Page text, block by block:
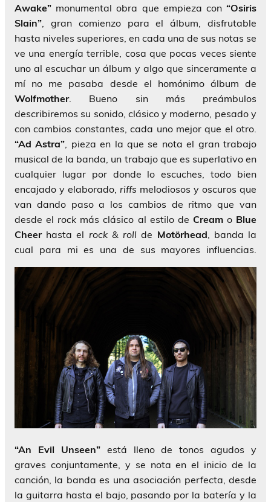
Awake” monumental obra que empieza con “Osiris
Slain”, gran comienzo para el álbum, disfrutable
hasta niveles superiores, en cada una de sus notas se
ve una energía terrible, cosa que pocas veces siente
uno al escuchar un álbum y algo que sinceramente a
mí no me pasaba desde el homónimo álbum de
Wolfmother. Bueno sin más preámbulos
describiremos su sonido, clásico y moderno, pesado y
con cambios constantes, cada uno mejor que el otro.
“Ad Astra”, pieza en la que se nota el gran trabajo
musical de la banda, un trabajo que es superlativo en
cualquier lugar por donde lo escuches, todo bien
encajado y elaborado, riffs melodiosos y oscuros que
van dando paso a los cambios de ritmo que van
desde el rock más clásico al estilo de Creamo Blue
Cheerhasta el rock & roll de Motörhead, banda la
cual para mi es una de sus mayores influencias.
“An Evil Unseen”está lleno de tonos agudos y
graves conjuntamente, y se nota en el inicio de la
canción, la banda es una asociación perfecta, desde
la guitarra hasta el bajo, pasando por la batería y la